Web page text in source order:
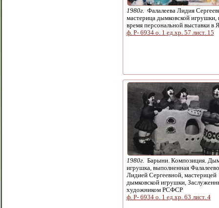
1980г.
Фалалеева Лидия
мастерица дымковской игрушки,
время персональной выставки в
ф. Р- 6934 о. 1 ед.хр. 57 лист. 15
1980г. Барыни. Композиция.
игрушка, выполненная
Лидией Сергеевной, мастерицей
дымковской игрушки,
художником РСФСР
ф. Р- 6934 о. 1 ед.хр. 63 лист. 4